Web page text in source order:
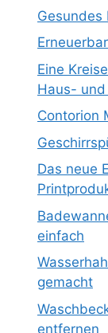
Gesundes
Eine
Haus-
Contorion
Das neue
einfach
gemacht
entfernen